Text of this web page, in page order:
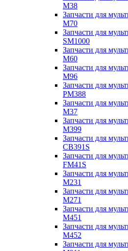
M38
Запчасти для
M70
Запчасти для
SM1000
Запчасти для
M60
Запчасти для
M96
Запчасти для
PM388
Запчасти для
M37
Запчасти для
M399
Запчасти для
CB391S
Запчасти для
FM41S
Запчасти для
M231
Запчасти для
M271
Запчасти для
M451
Запчасти для
M452
Запчасти для